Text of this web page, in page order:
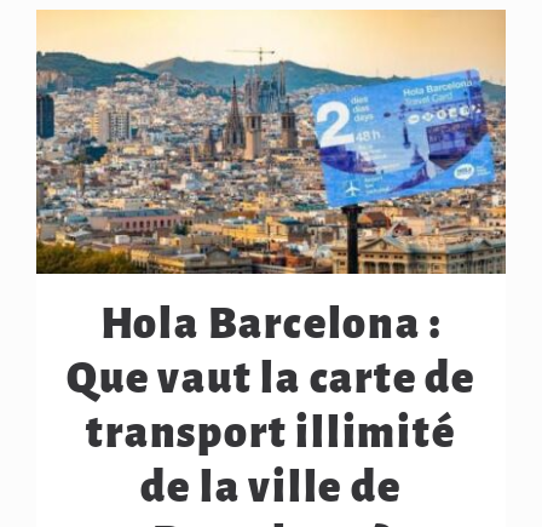
Hola Barcelona :
Que vaut la carte de
transport illimité
de la ville de